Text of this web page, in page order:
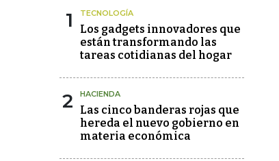
1 TECNOLOGÍA
Los gadgets innovadores que
están transformando las
tareas cotidianas del hogar
2 HACIENDA
Las cinco banderas rojas que
hereda el nuevo gobierno en
materia económica